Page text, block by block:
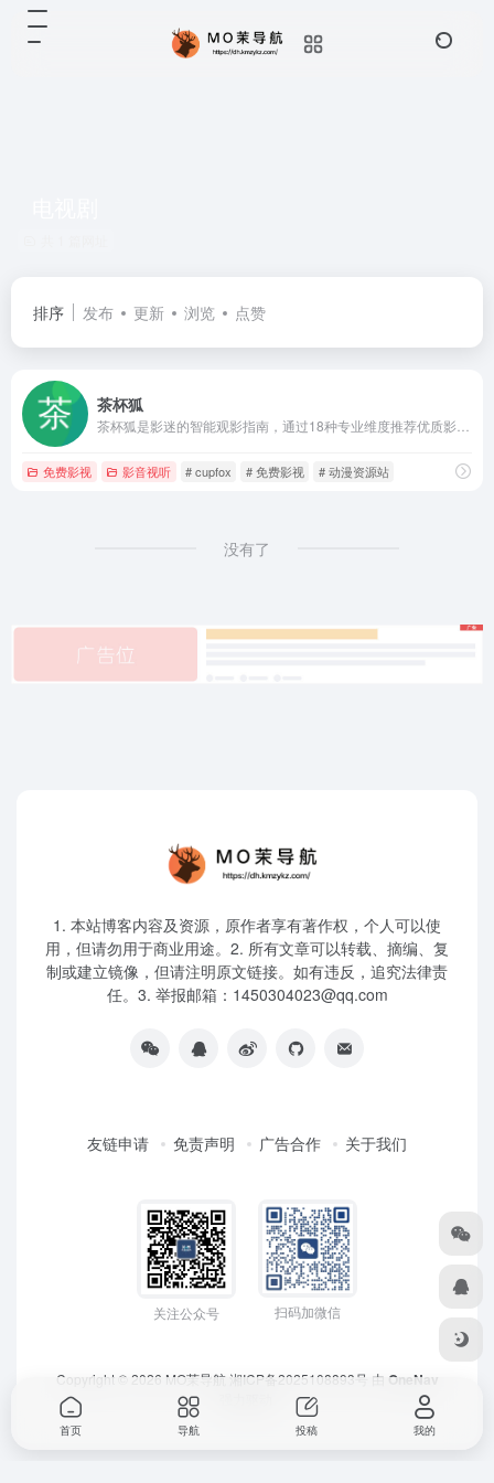
排序 发布 更新 浏览 点赞
茶杯狐
免费影视 影音视听 # cupfox # 免费影视 # 动漫资源站
没有了
1. 本站博客内容及资源，原作者享有著作权，个人可以使
用，但请勿用于商业用途。2. 所有文章可以转载、摘编、复
制或建立镜像，但请注明原文链接。如有违反，追究法律责
任。3. 举报邮箱：1450304023@qq.com
友链申请 免责声明 广告合作 关于我们
关注公众号 扫码加微信
Copyright © 2026 MO茉导航 湘ICP备2025108893号 由 OneNav
首页 导航 投稿 我的